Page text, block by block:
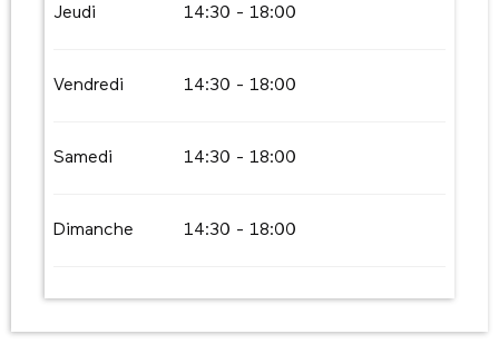
Jeudi 14:30 - 18:00
Vendredi 14:30 - 18:00
Samedi 14:30 - 18:00
Dimanche 14:30 - 18:00